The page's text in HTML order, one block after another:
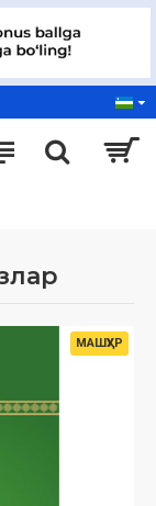
МАШҲУР